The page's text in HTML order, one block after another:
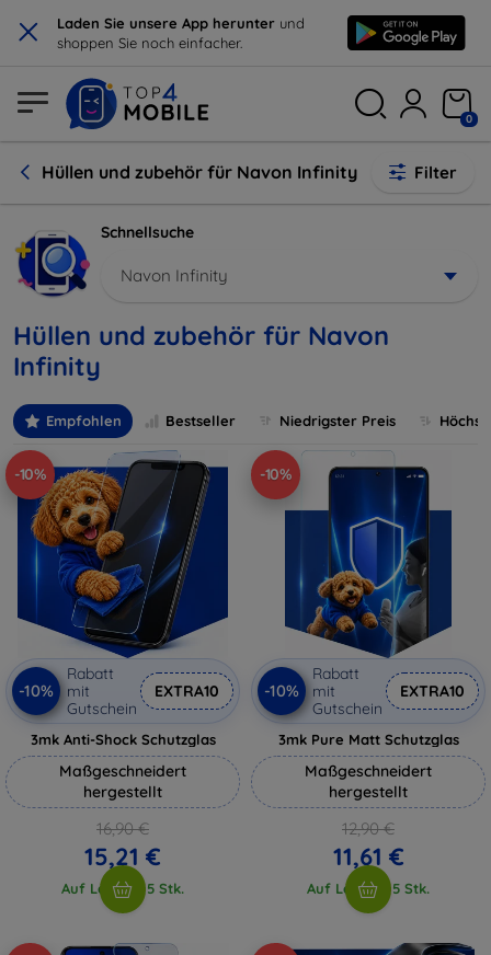
× Laden Sie unsere App herunter und
shoppen Sie noch einfacher.
0
Hüllen und zubehör für Navon Infinity Filter
Schnellsuche
Navon Infinity
Hüllen und zubehör für Navon
Infinity
Empfohlen Bestseller Niedrigster Preis
-10%
-10%
Rabatt
mit
Gutschein
EXTRA10
3mk Anti-Shock Schutzglas
Maßgeschneidert
hergestellt
16,90 €
15,21 €
Auf Lager > 5 Stk.
-10%
-10%
Rabatt
mit
Gutschein
EXTRA10
3mk Pure Matt Schutzglas
Maßgeschneidert
hergestellt
12,90 €
11,61 €
Auf Lager > 5 Stk.